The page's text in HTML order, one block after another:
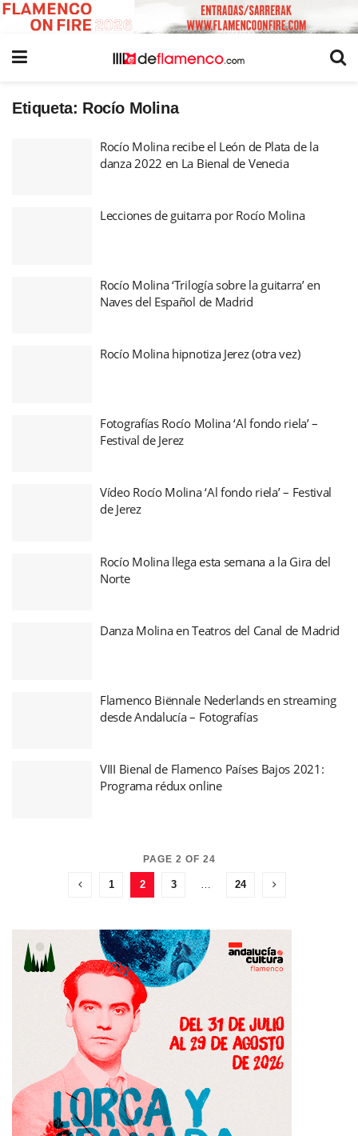
Etiqueta: Rocío Molina
Rocío Molina recibe el León de Plata de la
danza 2022 en La Bienal de Venecia
Lecciones de guitarra por Rocío Molina
Rocío Molina ‘Trilogía sobre la guitarra’ en
Naves del Español de Madrid
Rocío Molina hipnotiza Jerez (otra vez)
Fotografías Rocío Molina ‘Al fondo riela’ –
Festival de Jerez
Vídeo Rocío Molina ‘Al fondo riela’ – Festival
de Jerez
Rocío Molina llega esta semana a la Gira del
Norte
Danza Molina en Teatros del Canal de Madrid
Flamenco Biënnale Nederlands en streaming
desde Andalucía – Fotografías
VIII Bienal de Flamenco Países Bajos 2021:
Programa rédux online
PAGE 2 OF 24
1 2 3 24